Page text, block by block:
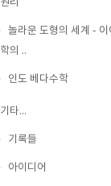
원리
놀라운 도형의 세계 -
학의 ..
인도 베다수학
기타...
기록들
아이디어